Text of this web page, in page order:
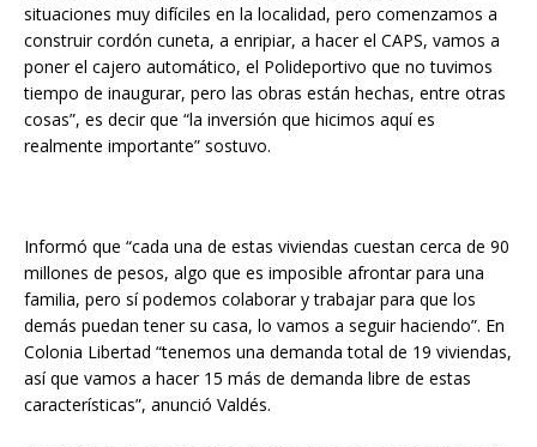
situaciones muy difíciles en la localidad, pero comenzamos a
construir cordón cuneta, a enripiar, a hacer el CAPS, vamos a
poner el cajero automático, el Polideportivo que no tuvimos
tiempo de inaugurar, pero las obras están hechas, entre otras
cosas”, es decir que “la inversión que hicimos aquí es
realmente importante” sostuvo.
Informó que “cada una de estas viviendas cuestan cerca de 90
millones de pesos, algo que es imposible afrontar para una
familia, pero sí podemos colaborar y trabajar para que los
demás puedan tener su casa, lo vamos a seguir haciendo”. En
Colonia Libertad “tenemos una demanda total de 19 viviendas,
así que vamos a hacer 15 más de demanda libre de estas
características”, anunció Valdés.